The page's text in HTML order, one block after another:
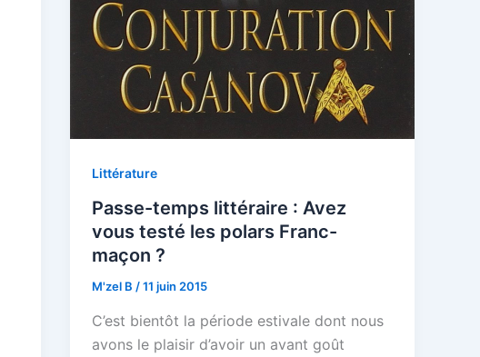
Littérature
Passe-temps littéraire : Avez
vous testé les polars Franc-
maçon ?
M'zel B /11 juin 2015
C’est bientôt la période estivale dont nous
avons le plaisir d’avoir un avant goût